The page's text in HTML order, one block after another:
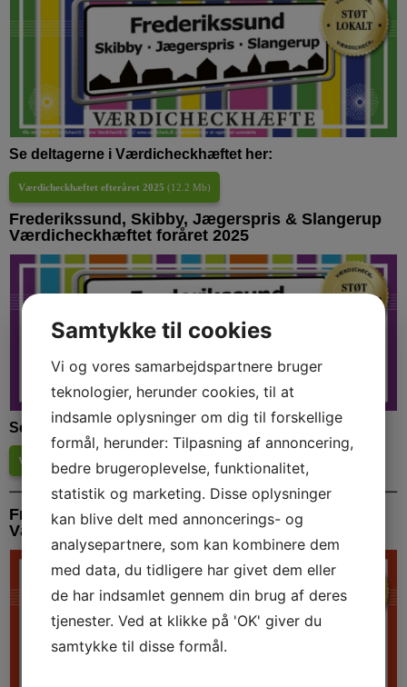
Se deltagerne i Værdicheckhæftet her:
Værdicheckhæftet efteråret 2025 (12.2 Mb)
Frederikssund, Skibby, Jægerspris & Slangerup
Værdicheckhæftet foråret 2025
Se deltagerne i Værdicheckhæftet her:
Værdicheckhæftet foråret 2025 ( 7.7 Mb
Frederikssund, Skibby & Jægerspris
Værdicheckhæftet efteråret 2024
Samtykke til cookies
Vi og vores samarbejdspartnere bruger
teknologier, herunder cookies, til at
indsamle oplysninger om dig til forskellige
formål, herunder: Tilpasning af annoncering,
bedre brugeroplevelse, funktionalitet,
statistik og marketing. Disse oplysninger
kan blive delt med annoncerings- og
analysepartnere, som kan kombinere dem
med data, du tidligere har givet dem eller
de har indsamlet gennem din brug af deres
tjenester. Ved at klikke på 'OK' giver du
samtykke til disse formål.